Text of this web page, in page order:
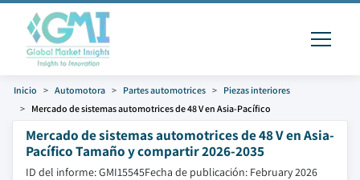
Inicio Automotora Partes automotrices
Piezas interiores
Mercado de sistemas automotrices de 48 V en Asia-Pacífico
Mercado de sistemas automotrices de 48 V en Asia-
Pacífico Tamaño y compartir 2026-2035
ID del informe: GMI15545Fecha de publicación: February 2026